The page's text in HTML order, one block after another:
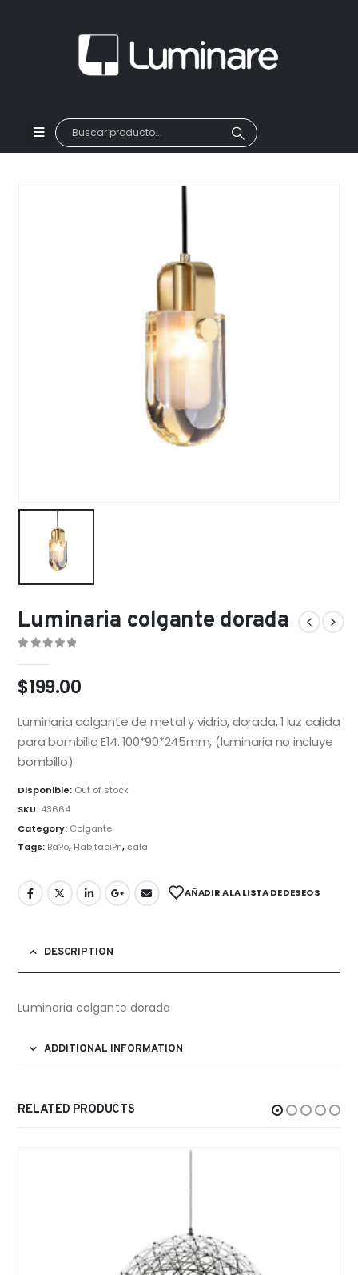
Luminaria colgante dorada
$199.00
Luminaria colgante de metal y vidrio, dorada, 1 luz calida
para bombillo E14. 100*90*245mm, (luminaria no incluye
bombillo)
Disponible: Out of stock
SKU: 43664
Category: Colgante
Tags: Ba?o, Habitaci?n, sala
AÑADIR A LA LISTA DE DESEOS
DESCRIPTION
Luminaria colgante dorada
ADDITIONAL INFORMATION
RELATED PRODUCTS